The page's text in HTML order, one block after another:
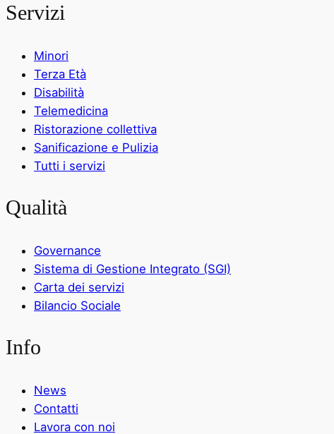
Servizi
Minori
Terza Età
Disabilità
Telemedicina
Ristorazione collettiva
Sanificazione e Pulizia
Tutti i servizi
Qualità
Governance
Sistema di Gestione Integrato (SGI)
Carta dei servizi
Bilancio Sociale
Info
News
Contatti
Lavora con noi